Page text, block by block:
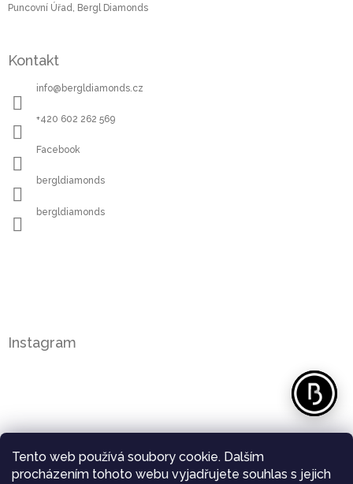
Tento web používá soubory cookie. Dalším
procházením tohoto webu vyjadřujete souhlas s jejich
Puncovní Úřad, Bergl Diamonds
Kontakt
info@ bergldiamonds.cz
+420 602 262 569
Facebook
bergldiamonds
bergldiamonds
Instagram